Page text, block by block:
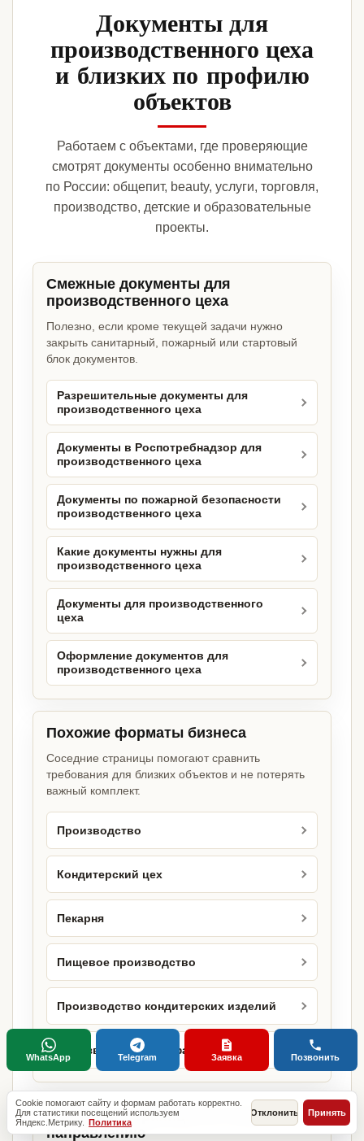
Документы для
производственного цеха
и близких по профилю
объектов
Работаем с объектами, где проверяющие
смотрят документы особенно внимательно
по России: общепит, beauty, услуги, торговля,
производство, детские и образовательные
проекты.
Смежные документы для
производственного цеха
Полезно, если кроме текущей задачи нужно
закрыть санитарный, пожарный или стартовый
блок документов.
Разрешительные документы для
производственного цеха
Документы в Роспотребнадзор для
производственного цеха
Документы по пожарной безопасности
производственного цеха
Какие документы нужны для
производственного цеха
Документы для производственного
цеха
Оформление документов для
производственного цеха
Похожие форматы бизнеса
Соседние страницы помогают сравнить
требования для близких объектов и не потерять
важный комплект.
Производство
Кондитерский цех
Пекарня
Пищевое производство
Производство кондитерских изделий
Производство полуфабрикатов
Городские страницы по этому
направлению
Cookie помогают сайту и формам работать корректно.
Для статистики посещений используем
Яндекс.Метрику. Политика
Отклонить Принять
WhatsApp Telegram Заявка Позвонить